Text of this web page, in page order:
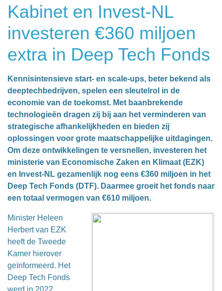
Kabinet en Invest-NL
investeren €360 miljoen
extra in Deep Tech Fonds
Kennisintensieve start- en scale-ups, beter bekend als
deeptechbedrijven, spelen een sleutelrol in de
economie van de toekomst. Met baanbrekende
technologieën dragen zij bij aan het verminderen van
strategische afhankelijkheden en bieden zij
oplossingen voor grote maatschappelijke uitdagingen.
Om deze ontwikkelingen te versnellen, investeren het
ministerie van Economische Zaken en Klimaat (EZK)
en Invest-NL gezamenlijk nog eens €360 miljoen in het
Deep Tech Fonds (DTF). Daarmee groeit het fonds naar
een totaal vermogen van €610 miljoen.
Minister Heleen
Herbert van EZK
heeft de Tweede
Kamer hierover
geïnformeerd. Het
Deep Tech Fonds
werd in 2022